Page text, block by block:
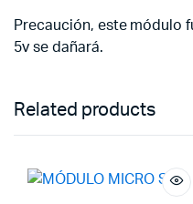
Precaución, este módulo
5v se dañará.
Related products